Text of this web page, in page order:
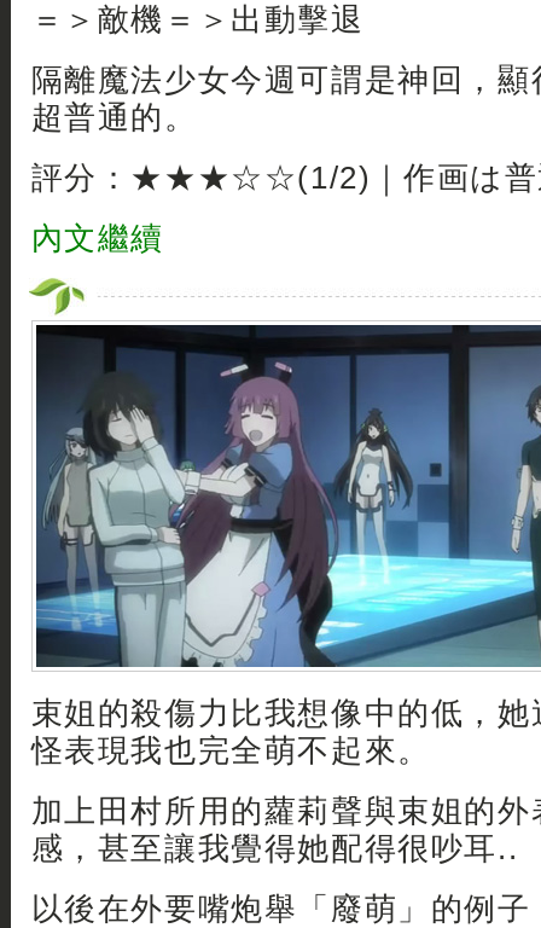
＝＞敵機＝＞出動擊退
隔離魔法少女今週可謂是神回，
超普通的。
評分：★★★☆☆(1/2)｜作画は普
內文繼續
束姐的殺傷力比我想像中的低，
怪表現我也完全萌不起來。
加上田村所用的蘿莉聲與束姐的
感，甚至讓我覺得她配得很吵耳..
以後在外要嘴炮舉「廢萌」的例